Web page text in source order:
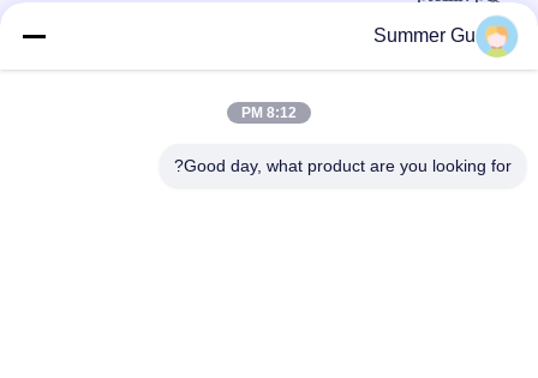
Summer Gu
8:12 PM
Good day, what product are you looking for?